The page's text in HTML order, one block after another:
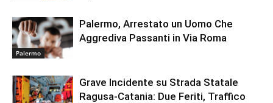
Palermo
Palermo, Arrestato un Uomo Che
Aggrediva Passanti in Via Roma
Grave Incidente su Strada Statale
Ragusa-Catania: Due Feriti, Traffico